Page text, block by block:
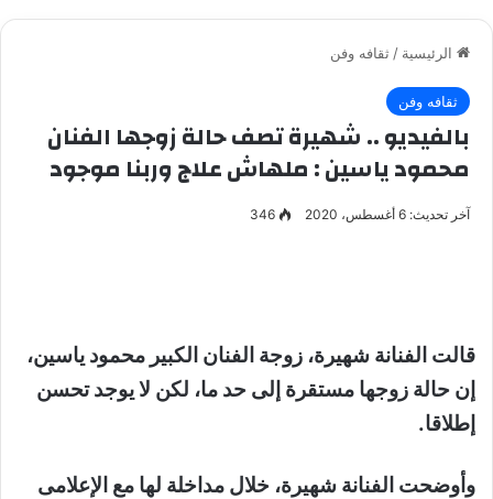
الرئيسية / ثقافه وفن
ثقافه وفن
بالفيديو .. شهيرة تصف حالة زوجها الفنان
محمود ياسين : ملهاش علاج وربنا موجود
آخر تحديث: 6 أغسطس، 2020 346
قالت الفنانة شهيرة، زوجة الفنان الكبير محمود ياسين،
إن حالة زوجها مستقرة إلى حد ما، لكن لا يوجد تحسن
إطلاقا.
وأوضحت الفنانة شهيرة، خلال مداخلة لها مع الإعلامى